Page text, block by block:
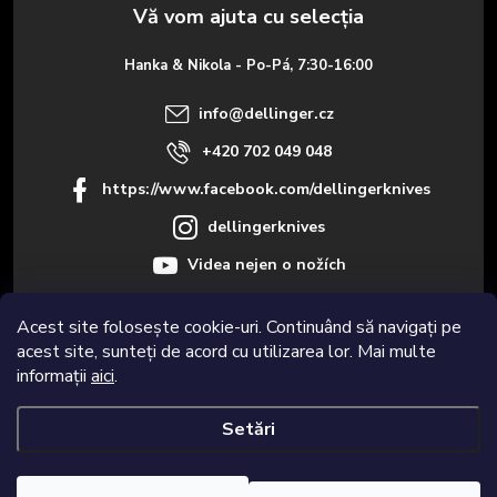
Acest site folosește cookie-uri. Continuând să navigați pe
acest site, sunteți de acord cu utilizarea lor. Mai multe
informații aici.
Setări
Informace pro vás
Hanka & Nikola - Po-Pá, 7:30-16:00
info@dellinger.cz
+420 702 049 048
https://www.facebook.com/dellingerknives
dellingerknives
Videa nejen o nožích
foarte ascuțite. Toate drepturile rezervate.